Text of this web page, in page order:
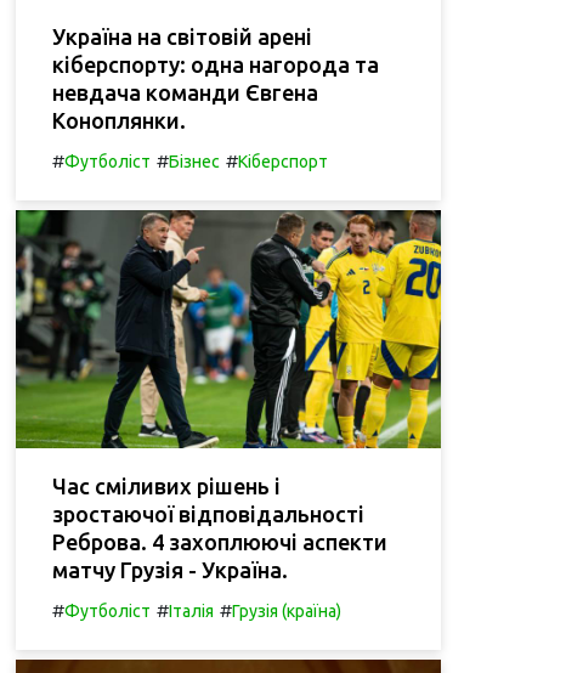
Україна на світовій арені
кіберспорту: одна нагорода та
невдача команди Євгена
Коноплянки.
#Футболіст #Бізнес #Кіберспорт
Час сміливих рішень і
зростаючої відповідальності
Реброва. 4 захоплюючі аспекти
матчу Грузія - Україна.
#Футболіст #Італія #Грузія (країна)